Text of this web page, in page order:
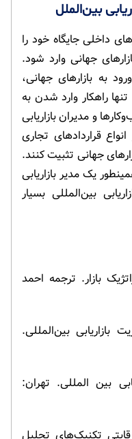
بین‌الملل
داخلی جایگاه خود را
جهانی وارد شود.
به بازارهای جهانی،
راهکار وارد شدن به
و مدیران بازاریابی
قراردادهای تجاری
جهانی تثبیت کنند.
یک مدیر بازاریابی
بین‌المللی بسیار
استراتژیک بازار. ترجمه احمد
(۱۴۰۰). مدیریت بازاریابی بین‌المللی.
(۱۳۹۵). بازاریابی بین المللی. تهران:
استراتژی رقابتی تکنیک‌های تحلیل